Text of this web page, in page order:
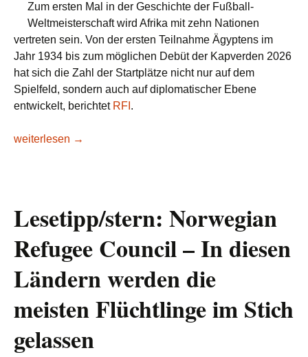
Zum ersten Mal in der Geschichte der Fußball-
Weltmeisterschaft wird Afrika mit zehn Nationen
vertreten sein. Von der ersten Teilnahme Ägyptens im
Jahr 1934 bis zum möglichen Debüt der Kapverden 2026
hat sich die Zahl der Startplätze nicht nur auf dem
Spielfeld, sondern auch auf diplomatischer Ebene
entwickelt, berichtet RFI .
WM 2026: Afrika mit zehn Teilnehmern – ein Pass in eine
weiterlesen →
Lesetipp/stern: Norwegian
Refugee Council – In diesen
Ländern werden die
meisten Flüchtlinge im Stich
gelassen